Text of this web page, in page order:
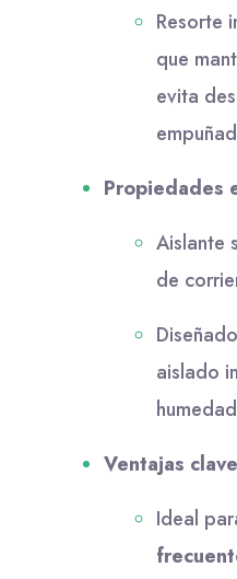
Resorte
que
evita
Propiedades
Aislante
de
aislado
humedad
Ventajas clave
Ideal